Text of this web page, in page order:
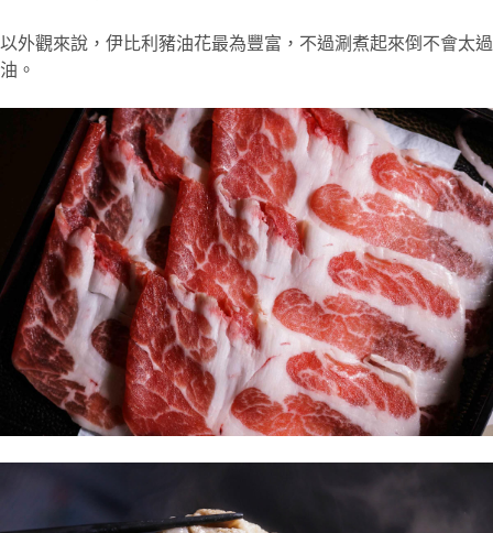
以外觀來說，伊比利豬油花最為豐富，不過涮煮起來倒不會太過
油。